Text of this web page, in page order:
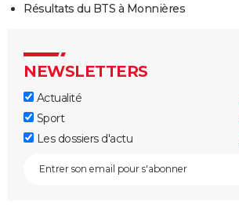
Résultats du BTS à Monnières
NEWSLETTERS
Actualité
Sport
Les dossiers d'actu